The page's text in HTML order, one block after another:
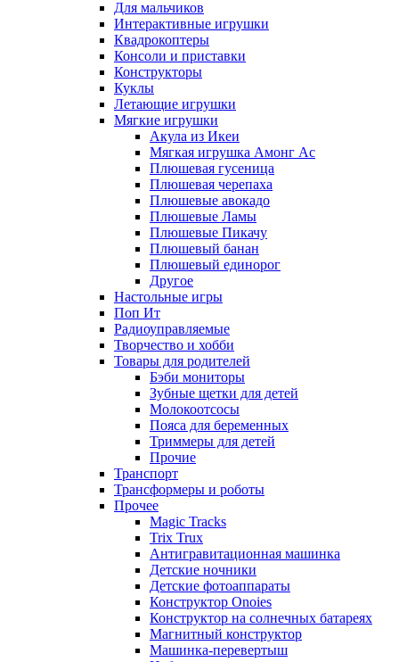
Для мальчиков
Интерактивные игрушки
Квадрокоптеры
Консоли и приставки
Конструкторы
Куклы
Летающие игрушки
Мягкие игрушки
Акула из Икеи
Мягкая игрушка Амонг Ас
Плюшевая гусеница
Плюшевая черепаха
Плюшевые авокадо
Плюшевые Ламы
Плюшевые Пикачу
Плюшевый банан
Плюшевый единорог
Другое
Настольные игры
Поп Ит
Радиоуправляемые
Творчество и хобби
Товары для родителей
Бэби мониторы
Зубные щетки для детей
Молокоотсосы
Пояса для беременных
Триммеры для детей
Прочие
Транспорт
Трансформеры и роботы
Прочее
Magic Tracks
Trix Trux
Антигравитационная машинка
Детские ночники
Детские фотоаппараты
Конструктор Onoies
Конструктор на солнечных батареях
Магнитный конструктор
Машинка-перевертыш